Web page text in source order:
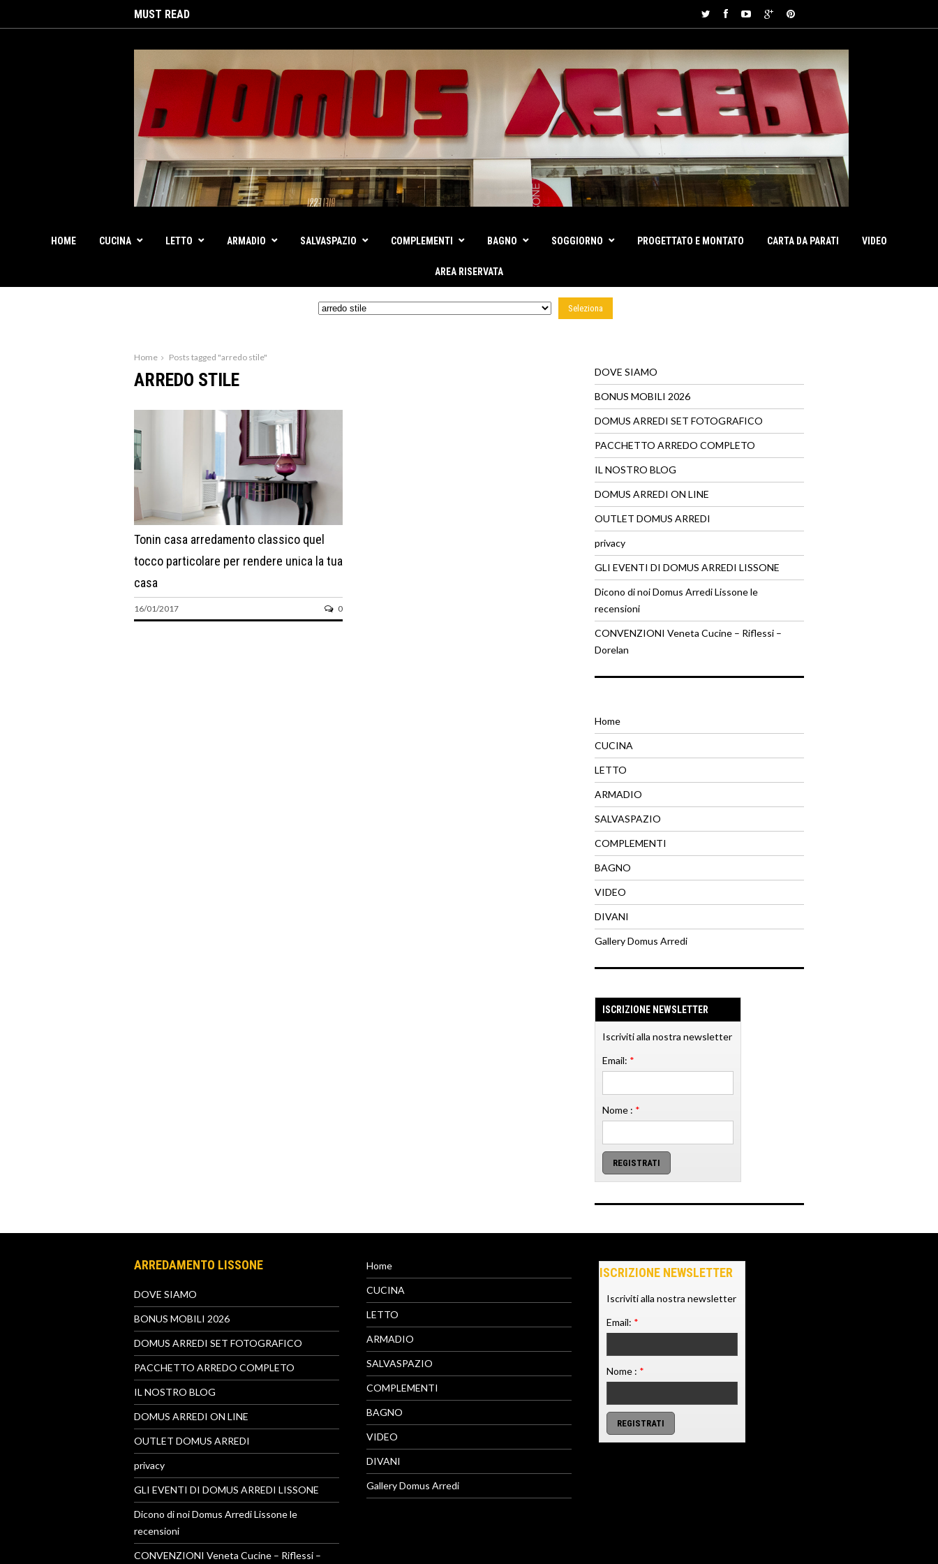
MUST READ
HOME CUCINA LETTO ARMADIO SALVASPAZIO COMPLEMENTI BAGNO SOGGIORNO PROGETTATO E MONTATO CARTA DA PARATI VIDEO
AREA RISERVATA
Home Posts tagged "arredo stile"
ARREDO STILE
Tonin casa arredamento classico quel
tocco particolare per rendere unica la tua
casa
16/01/2017 0
DOVE SIAMO
BONUS MOBILI 2026
DOMUS ARREDI SET FOTOGRAFICO
PACCHETTO ARREDO COMPLETO
IL NOSTRO BLOG
DOMUS ARREDI ON LINE
OUTLET DOMUS ARREDI
privacy
GLI EVENTI DI DOMUS ARREDI LISSONE
Dicono di noi Domus Arredi Lissone le
recensioni
CONVENZIONI Veneta Cucine – Riflessi –
Dorelan
Home
CUCINA
LETTO
ARMADIO
SALVASPAZIO
COMPLEMENTI
BAGNO
VIDEO
DIVANI
Gallery Domus Arredi
ISCRIZIONE NEWSLETTER
Iscriviti alla nostra newsletter
Email: *
Nome : *
ARREDAMENTO LISSONE
DOVE SIAMO
BONUS MOBILI 2026
DOMUS ARREDI SET FOTOGRAFICO
PACCHETTO ARREDO COMPLETO
IL NOSTRO BLOG
DOMUS ARREDI ON LINE
OUTLET DOMUS ARREDI
privacy
GLI EVENTI DI DOMUS ARREDI LISSONE
Dicono di noi Domus Arredi Lissone le
recensioni
CONVENZIONI Veneta Cucine – Riflessi –
Home
CUCINA
LETTO
ARMADIO
SALVASPAZIO
COMPLEMENTI
BAGNO
VIDEO
DIVANI
Gallery Domus Arredi
ISCRIZIONE NEWSLETTER
Iscriviti alla nostra newsletter
Email: *
Nome : *